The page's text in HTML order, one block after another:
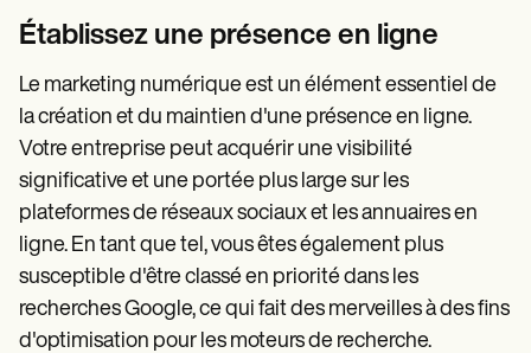
Établissez une présence en ligne
Le marketing numérique est un élément essentiel de
la création et du maintien d'une présence en ligne.
Votre entreprise peut acquérir une visibilité
significative et une portée plus large sur les
plateformes de réseaux sociaux et les annuaires en
ligne. En tant que tel, vous êtes également plus
susceptible d'être classé en priorité dans les
recherches Google, ce qui fait des merveilles à des fins
d'optimisation pour les moteurs de recherche.